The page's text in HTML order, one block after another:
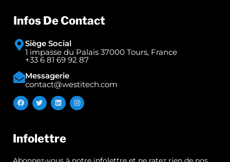
Infos De Contact
Siège Social
1 impasse du Palais 37000 Tours, France
+33 6 81 69 92 87
Messagerie
contact@westitech.com
Infolettre